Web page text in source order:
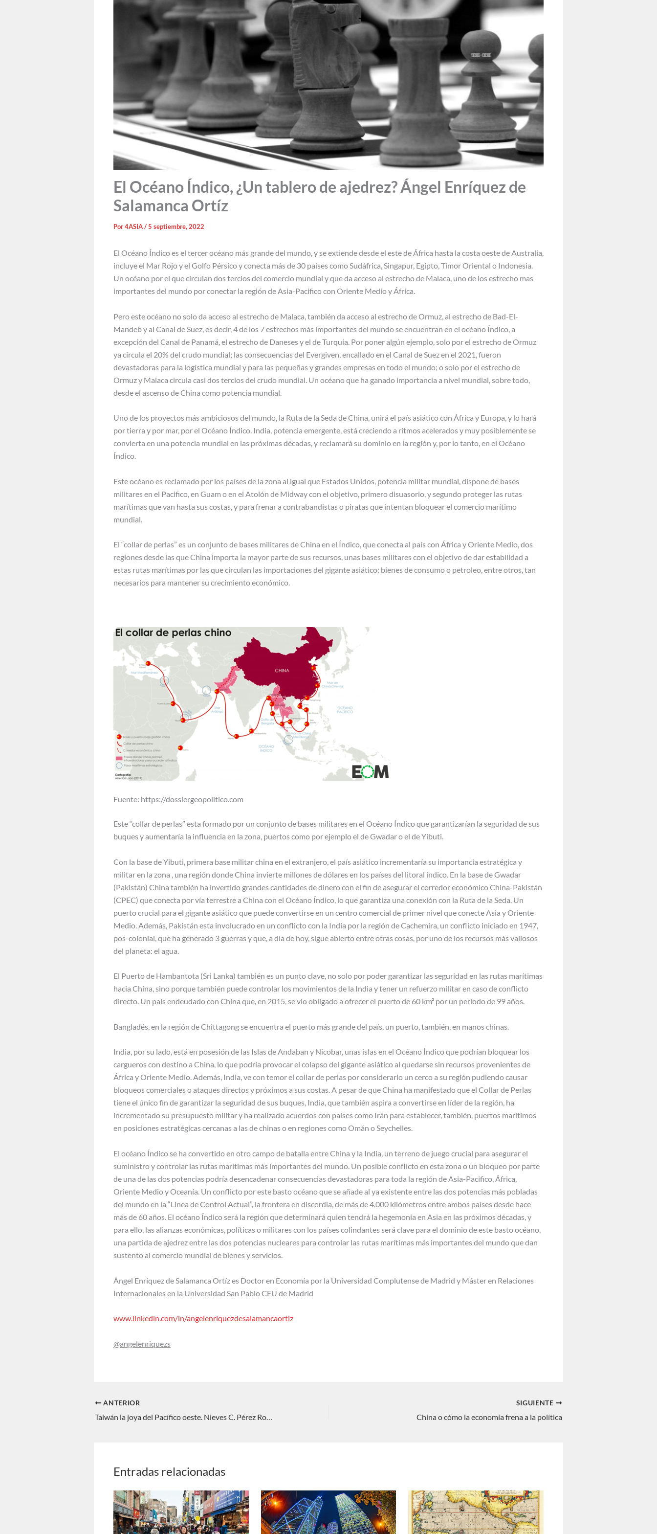
El Océano Índico, ¿Un tablero de ajedrez? Ángel Enríquez de
Salamanca Ortíz
Por4ASIA/5 septiembre, 2022
El Océano Índico es el tercer océano más grande del mundo, y se extiende desde el este de África hasta la costa oeste de Australia,
incluye el Mar Rojo y el Golfo Pérsico y conecta más de 30 países como Sudáfrica, Singapur, Egipto, Timor Oriental o Indonesia.
Un océano por el que circulan dos tercios del comercio mundial y que da acceso al estrecho de Malaca, uno de los estrecho mas
importantes del mundo por conectar la región de Asia-Pacifico con Oriente Medio y África.
Pero este océano no solo da acceso al estrecho de Malaca, también da acceso al estrecho de Ormuz, al estrecho de Bad-El-
Mandeb y al Canal de Suez, es decir, 4 de los 7 estrechos más importantes del mundo se encuentran en el océano Índico, a
excepción del Canal de Panamá, el estrecho de Daneses y el de Turquía. Por poner algún ejemplo, solo por el estrecho de Ormuz
ya circula el 20% del crudo mundial; las consecuencias del Evergiven, encallado en el Canal de Suez en el 2021, fueron
devastadoras para la logística mundial y para las pequeñas y grandes empresas en todo el mundo; o solo por el estrecho de
Ormuz y Malaca circula casi dos tercios del crudo mundial. Un océano que ha ganado importancia a nivel mundial, sobre todo,
desde el ascenso de China como potencia mundial.
Uno de los proyectos más ambiciosos del mundo, la Ruta de la Seda de China, unirá el país asiático con África y Europa, y lo hará
por tierra y por mar, por el Océano Índico. India, potencia emergente, está creciendo a ritmos acelerados y muy posiblemente se
convierta en una potencia mundial en las próximas décadas, y reclamará su dominio en la región y, por lo tanto, en el Océano
Índico.
Este océano es reclamado por los países de la zona al igual que Estados Unidos, potencia militar mundial, dispone de bases
militares en el Pacifico, en Guam o en el Atolón de Midway con el objetivo, primero disuasorio, y segundo proteger las rutas
marítimas que van hasta sus costas, y para frenar a contrabandistas o piratas que intentan bloquear el comercio marítimo
mundial.
El “collar de perlas” es un conjunto de bases militares de China en el Índico, que conecta al país con África y Oriente Medio, dos
regiones desde las que China importa la mayor parte de sus recursos, unas bases militares con el objetivo de dar estabilidad a
estas rutas marítimas por las que circulan las importaciones del gigante asiático: bienes de consumo o petroleo, entre otros, tan
necesarios para mantener su crecimiento económico.
Fuente: https://dossiergeopolitico.com
Este “collar de perlas” esta formado por un conjunto de bases militares en el Océano Índico que garantizarían la seguridad de sus
buques y aumentaría la influencia en la zona, puertos como por ejemplo el de Gwadar o el de Yibuti.
Con la base de Yibuti, primera base militar china en el extranjero, el país asiático incrementaría su importancia estratégica y
militar en la zona , una región donde China invierte millones de dólares en los países del litoral índico. En la base de Gwadar
(Pakistán) China también ha invertido grandes cantidades de dinero con el fin de asegurar el corredor económico China-Pakistán
(CPEC) que conecta por vía terrestre a China con el Océano Índico, lo que garantiza una conexión con la Ruta de la Seda. Un
puerto crucial para el gigante asiático que puede convertirse en un centro comercial de primer nivel que conecte Asia y Oriente
Medio. Además, Pakistán esta involucrado en un conflicto con la India por la región de Cachemira, un conflicto iniciado en 1947,
pos-colonial, que ha generado 3 guerras y que, a día de hoy, sigue abierto entre otras cosas, por uno de los recursos más valiosos
del planeta: el agua.
El Puerto de Hambantota (Sri Lanka) también es un punto clave, no solo por poder garantizar las seguridad en las rutas marítimas
hacia China, sino porque también puede controlar los movimientos de la India y tener un refuerzo militar en caso de conflicto
directo. Un país endeudado con China que, en 2015, se vio obligado a ofrecer el puerto de 60 km² por un periodo de 99 años.
Bangladés, en la región de Chittagong se encuentra el puerto más grande del país, un puerto, también, en manos chinas.
India, por su lado, está en posesión de las Islas de Andaban y Nicobar, unas islas en el Océano Índico que podrían bloquear los
cargueros con destino a China, lo que podría provocar el colapso del gigante asiático al quedarse sin recursos provenientes de
África y Oriente Medio. Además, India, ve con temor el collar de perlas por considerarlo un cerco a su región pudiendo causar
bloqueos comerciales o ataques directos y próximos a sus costas. A pesar de que China ha manifestado que el Collar de Perlas
tiene el único fin de garantizar la seguridad de sus buques, India, que también aspira a convertirse en líder de la región, ha
incrementado su presupuesto militar y ha realizado acuerdos con países como Irán para establecer, también, puertos marítimos
en posiciones estratégicas cercanas a las de chinas o en regiones como Omán o Seychelles.
El océano Índico se ha convertido en otro campo de batalla entre China y la India, un terreno de juego crucial para asegurar el
suministro y controlar las rutas marítimas más importantes del mundo. Un posible conflicto en esta zona o un bloqueo por parte
de una de las dos potencias podría desencadenar consecuencias devastadoras para toda la región de Asia-Pacifico, África,
Oriente Medio y Oceanía. Un conflicto por este basto océano que se añade al ya existente entre las dos potencias más pobladas
del mundo en la “Linea de Control Actual”, la frontera en discordia, de más de 4.000 kilómetros entre ambos países desde hace
más de 60 años. El océano Índico será la región que determinará quien tendrá la hegemonía en Asia en las próximos décadas, y
para ello, las alianzas económicas, políticas o militares con los países colindantes será clave para el dominio de este basto océano,
una partida de ajedrez entre las dos potencias nucleares para controlar las rutas marítimas más importantes del mundo que dan
sustento al comercio mundial de bienes y servicios.
Ángel Enríquez de Salamanca Ortíz es Doctor en Economía por la Universidad Complutense de Madrid y Máster en Relaciones
Internacionales en la Universidad San Pablo CEU de Madrid
www.linkedin.com/in/angelenriquezdesalamancaortiz
@angelenriquezs
ANTERIOR
Taiwán la joya del Pacífico oeste. Nieves C. Pérez Rodríguez
SIGUIENTE
China o cómo la economía frena a la política
Entradas relacionadas